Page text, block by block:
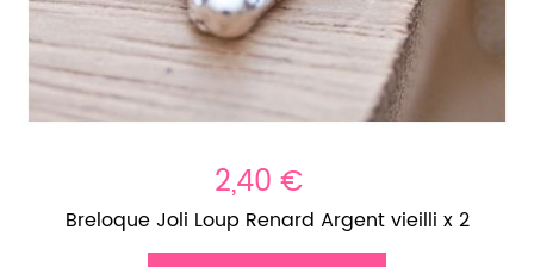
2,40 €
Breloque Joli Loup Renard Argent vieilli x 2